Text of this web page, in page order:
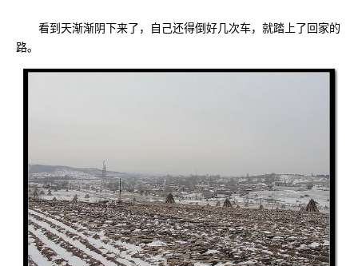
看到天渐渐阴下来了，自己还得倒好几次车，就踏上了回家的
路。